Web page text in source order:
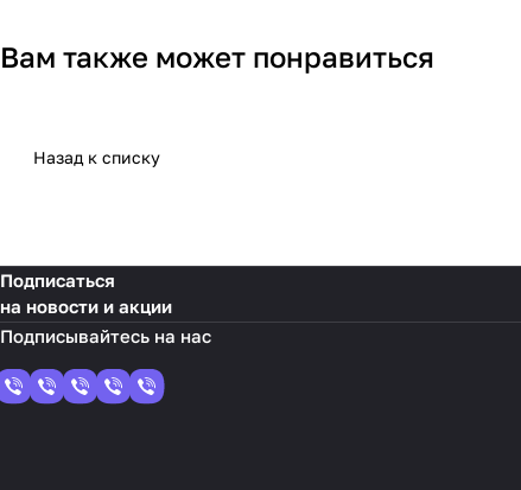
Вам также может понравиться
Назад к списку
Подписаться
на новости и акции